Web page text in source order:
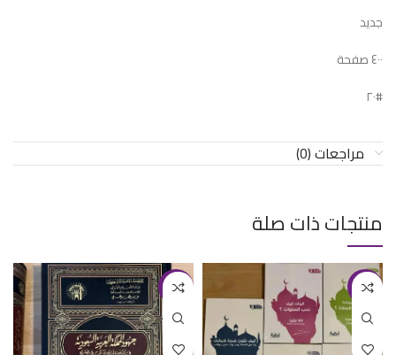
جديد
٤٠٠ صفحة
#٢٠
مراجعات (0)
منتجات ذات صلة
-24%
-20%